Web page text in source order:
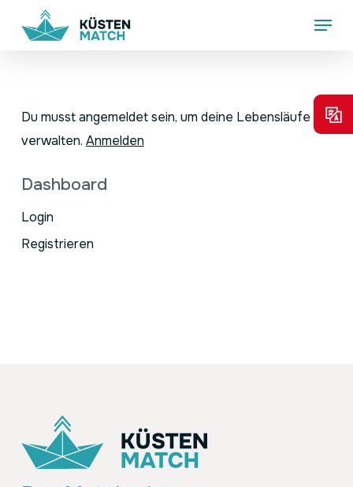
Menu
Du musst angemeldet sein, um deine Lebensläufe zu
verwalten. Anmelden
Dashboard
Login
Registrieren